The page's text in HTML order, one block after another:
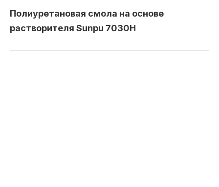
Полиуретановая смола на основе
растворителя Sunpu 7030H